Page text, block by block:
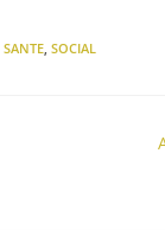
SANTE, SOCIAL